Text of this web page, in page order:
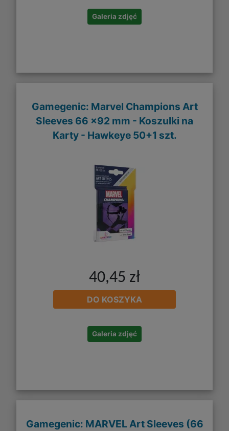
Galeria zdjęć
Gamegenic: Marvel Champions Art
Sleeves 66 x92 mm - Koszulki na
Karty - Hawkeye 50+1 szt.
40,45 zł
DO KOSZYKA
Galeria zdjęć
Gamegenic: MARVEL Art Sleeves (66